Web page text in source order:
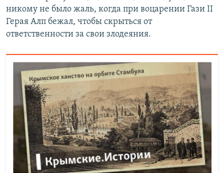
никому не было жаль, когда при воцарении Гази II
Герая Алп бежал, чтобы скрыться от
ответственности за свои злодеяния.